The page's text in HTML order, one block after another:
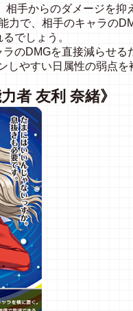
相手からのダメージを抑
力で、相手のキャラの
でしょう。
のDMGを直接減らせる
しやすい日属性の弱点
者 友利 奈緒》